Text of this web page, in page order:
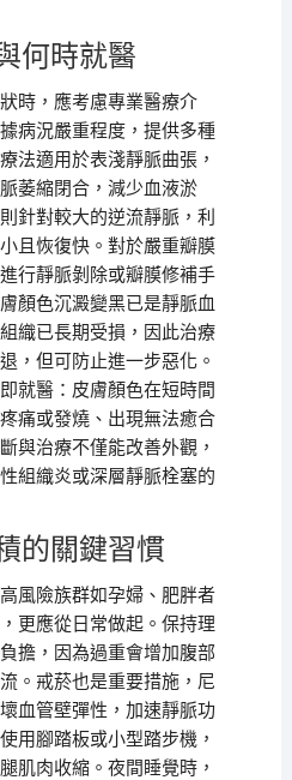
何時就醫
時，應考慮專業醫療介
病況嚴重程度，提供多種
法適用於表淺靜脈曲張，
萎縮閉合，減少血液淤
針對較大的逆流靜脈，利
且恢復快。對於嚴重瓣膜
行靜脈剝除或瓣膜修補手
顏色沉澱變黑已是靜脈血
織已長期受損，因此治療
，但可防止進一步惡化。
就醫：皮膚顏色在短時間
痛或發燒、出現無法癒合
與治療不僅能改善外觀，
組織炎或深層靜脈栓塞的
的關鍵習慣
風險族群如孕婦、肥胖者
更應從日常做起。保持理
擔，因為過重會增加腹部
。戒菸也是重要措施，尼
血管壁彈性，加速靜脈功
用腳踏板或小型踏步機，
肌肉收縮。夜間睡覺時，